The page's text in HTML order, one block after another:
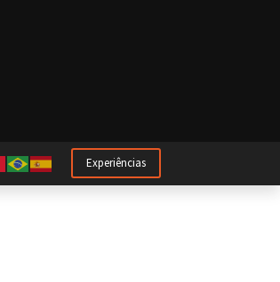
Experiências